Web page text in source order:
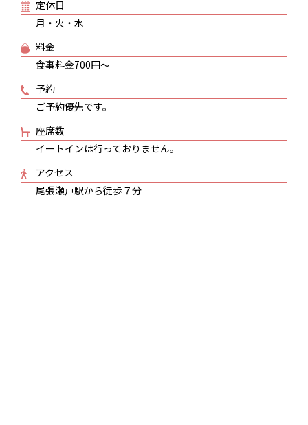
定休日
月・火・水
料金
食事料金700円～
予約
ご予約優先です。
座席数
イートインは行っておりません。
アクセス
尾張瀬戸駅から徒歩７分